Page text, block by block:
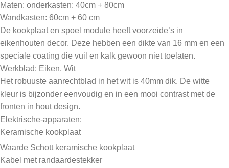
Maten: onderkasten: 40cm + 80cm
Wandkasten: 60cm + 60 cm
De kookplaat en spoel module heeft voorzeide’s in
eikenhouten decor. Deze hebben een dikte van 16 mm en een
speciale coating die vuil en kalk gewoon niet toelaten.
Werkblad: Eiken, Wit
Het robuuste aanrechtblad in het wit is 40mm dik. De witte
kleur is bijzonder eenvoudig en in een mooi contrast met de
fronten in hout design.
Elektrische-apparaten:
Keramische kookplaat
Waarde Schott keramische kookplaat
Kabel met randaardestekker